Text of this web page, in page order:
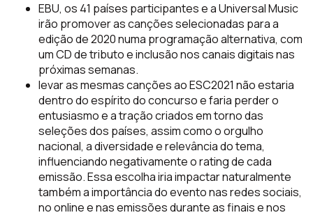
EBU, os 41 países participantes e a Universal Music
irão promover as canções selecionadas para a
edição de 2020 numa programação alternativa, com
um CD de tributo e inclusão nos canais digitais nas
próximas semanas.
levar as mesmas canções ao ESC2021 não estaria
dentro do espírito do concurso e faria perder o
entusiasmo e a tração criados em torno das
seleções dos países, assim como o orgulho
nacional, a diversidade e relevância do tema,
influenciando negativamente o rating de cada
emissão. Essa escolha iria impactar naturalmente
também a importância do evento nas redes sociais,
no online e nas emissões durante as finais e nos